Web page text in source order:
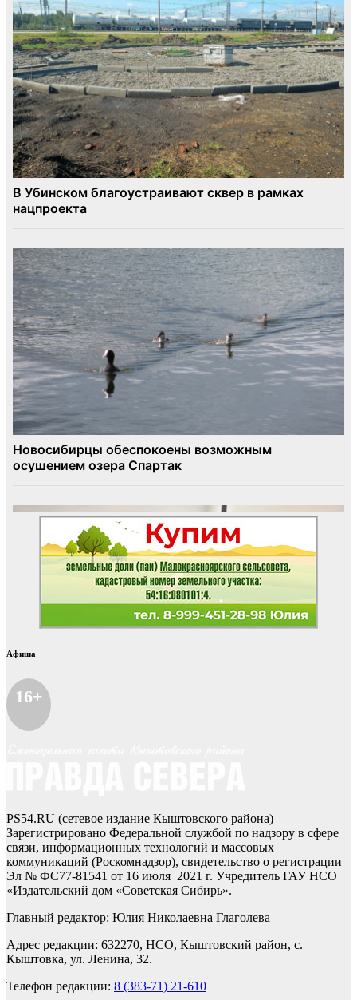
Афиша
16+
PS54.RU (сетевое издание Кыштовского района)
Зарегистрировано Федеральной службой по надзору в сфере
связи, информационных технологий и массовых
коммуникаций (Роскомнадзор), свидетельство о регистрации
Эл № ФС77-81541 от 16 июля 2021 г. Учредитель ГАУ НСО
«Издательский дом «Советская Сибирь».
Главный редактор: Юлия Николаевна Глаголева
Адрес редакции: 632270, НСО, Кыштовский район, с.
Кыштовка, ул. Ленина, 32.
Телефон редакции: 8 (383-71) 21-610